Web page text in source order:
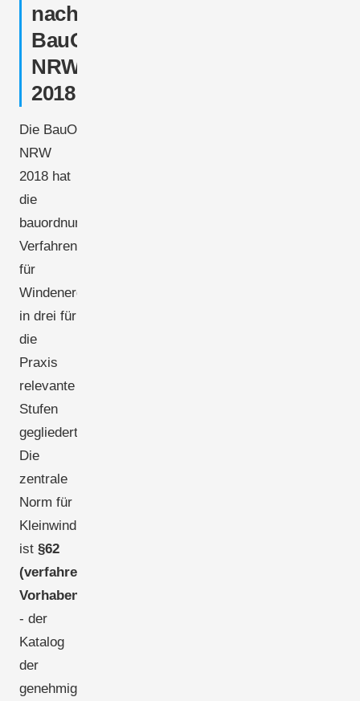
nach
BauO
NRW
2018
Die BauO
NRW
2018 hat
die
bauordnungsrechtlichen
Verfahren
für
Windenergieanlagen
in drei für
die
Praxis
relevante
Stufen
gegliedert.
Die
zentrale
Norm für
Kleinwind
ist §62
(verfahrensfreie
Vorhaben)
- der
Katalog
der
genehmigungsfreien